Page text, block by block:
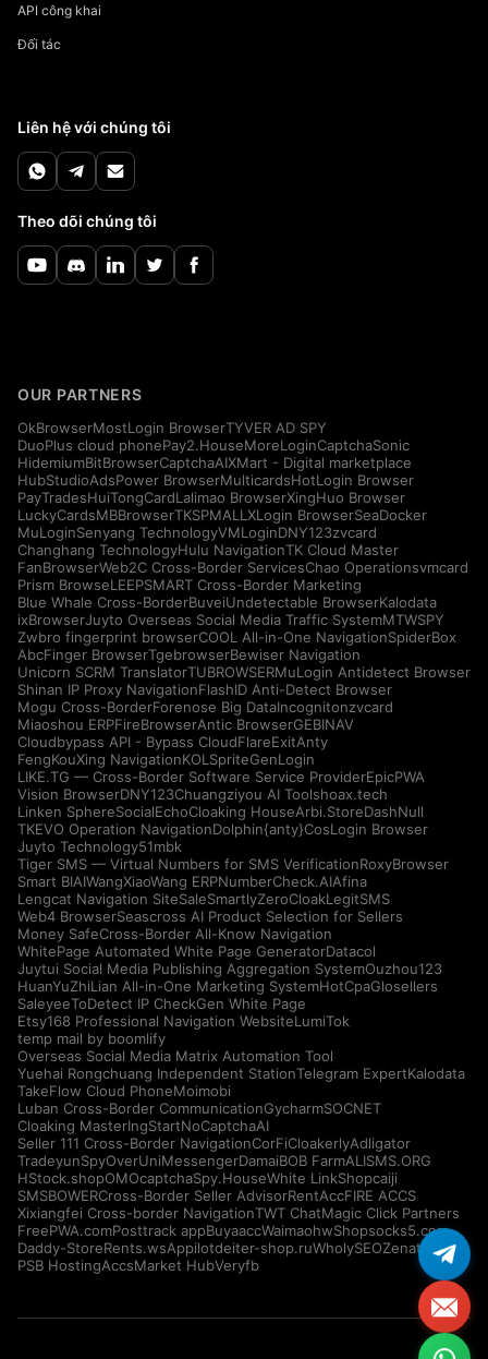
API công khai
Đối tác
Liên hệ với chúng tôi
Theo dõi chúng tôi
OUR PARTNERS
OkBrowserMostLogin BrowserTYVER AD SPY
DuoPlus cloud phonePay2.HouseMoreLoginCaptchaSonic
HidemiumBitBrowserCaptchaAIXMart - Digital marketplace
HubStudioAdsPower BrowserMulticardsHotLogin Browser
PayTradesHuiTongCardLalimao BrowserXingHuo Browser
LuckyCardsMBBrowserTKSPMALLXLogin BrowserSeaDocker
MuLoginSenyang TechnologyVMLoginDNY123zvcard
Changhang TechnologyHulu NavigationTK Cloud Master
FanBrowserWeb2C Cross-Border ServicesChao Operationsvmcard
Prism BrowseLEEPSMART Cross-Border Marketing
Blue Whale Cross-BorderBuveiUndetectable BrowserKalodata
ixBrowserJuyto Overseas Social Media Traffic SystemMTWSPY
Zwbro fingerprint browserCOOL All-in-One NavigationSpiderBox
AbcFinger BrowserTgebrowserBewiser Navigation
Unicorn SCRM TranslatorTUBROWSERMuLogin Antidetect Browser
Shinan IP Proxy NavigationFlashID Anti-Detect Browser
Mogu Cross-BorderForenose Big DataIncognitonzvcard
Miaoshou ERPFireBrowserAntic BrowserGEBINAV
Cloudbypass API - Bypass CloudFlareExitAnty
FengKouXing NavigationKOLSpriteGenLogin
LIKE.TG — Cross-Border Software Service ProviderEpicPWA
Vision BrowserDNY123Chuangziyou AI Toolshoax.tech
Linken SphereSocialEchoCloaking HouseArbi.StoreDashNull
TKEVO Operation NavigationDolphin{anty}CosLogin Browser
Juyto Technology51mbk
Tiger SMS — Virtual Numbers for SMS VerificationRoxyBrowser
Smart BIAIWangXiaoWang ERPNumberCheck.AIAfina
Lengcat Navigation SiteSaleSmartlyZeroCloakLegitSMS
Web4 BrowserSeascross AI Product Selection for Sellers
Money SafeCross-Border All-Know Navigation
WhitePage Automated White Page GeneratorDatacol
Juytui Social Media Publishing Aggregation SystemOuzhou123
HuanYuZhiLian All-in-One Marketing SystemHotCpaGlosellers
SaleyeeToDetect IP CheckGen White Page
Etsy168 Professional Navigation WebsiteLumiTok
temp mail by boomlify
Overseas Social Media Matrix Automation Tool
Yuehai Rongchuang Independent StationTelegram ExpertKalodata
TakeFlow Cloud PhoneMoimobi
Luban Cross-Border CommunicationGycharmSOCNET
Cloaking MasterIngStartNoCaptchaAI
Seller 111 Cross-Border NavigationCorFiCloakerlyAdligator
TradeyunSpyOverUniMessengerDamaiBOB FarmALISMS.ORG
HStock.shopOMOcaptchaSpy.HouseWhite LinkShopcaiji
SMSBOWERCross-Border Seller AdvisorRentAccFIRE ACCS
Xixiangfei Cross-border NavigationTWT ChatMagic Click Partners
FreePWA.comPosttrack appBuyaaccWaimaohwShopsocks5.com
Daddy-StoreRents.wsAppilotdeiter-shop.ruWholySEOZenattica
PSB HostingAccsMarket HubVeryfb